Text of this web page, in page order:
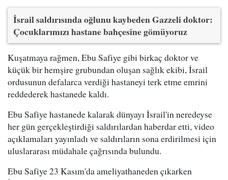
İsrail saldırısında oğlunu kaybeden Gazzeli doktor:
Çocuklarımızı hastane bahçesine gömüyoruz
Kuşatmaya rağmen, Ebu Safiye gibi birkaç doktor ve
küçük bir hemşire grubundan oluşan sağlık ekibi, İsrail
ordusunun defalarca verdiği hastaneyi terk etme emrini
reddederek hastanede kaldı.
Ebu Safiye hastanede kalarak dünyayı İsrail'in neredeyse
her gün gerçekleştirdiği saldırılardan haberdar etti, video
açıklamaları yayınladı ve saldırıların sona erdirilmesi için
uluslararası müdahale çağrısında bulundu.
Ebu Safiye 23 Kasım'da ameliyathaneden çıkarken